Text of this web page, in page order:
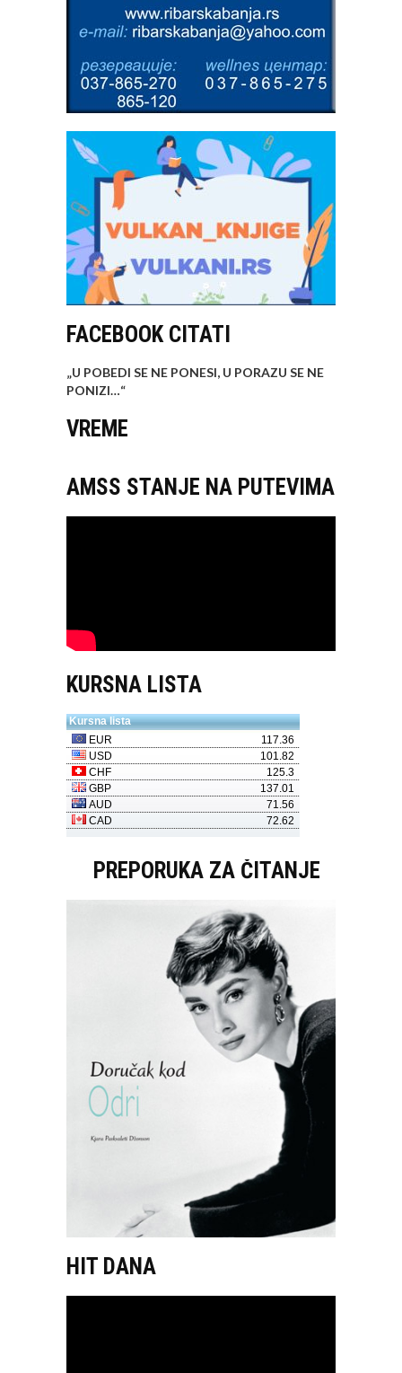
FACEBOOK CITATI
„U POBEDI SE NE PONESI, U PORAZU SE NE
PONIZI…“
VREME
AMSS STANJE NA PUTEVIMA
KURSNA LISTA
PREPORUKA ZA ČITANJE
HIT DANA